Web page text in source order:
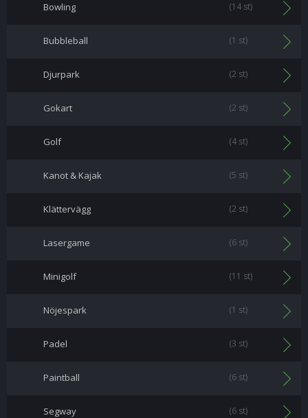
Bowling (14 st)
Bubbleball (1 st)
Djurpark (2 st)
Gokart (2 st)
Golf (4 st)
Kanot & Kajak (5 st)
Klättervägg (2 st)
Lasergame (6 st)
Minigolf (11 st)
Nöjespark (1 st)
Padel (3 st)
Paintball (6 st)
Segway (6 st)